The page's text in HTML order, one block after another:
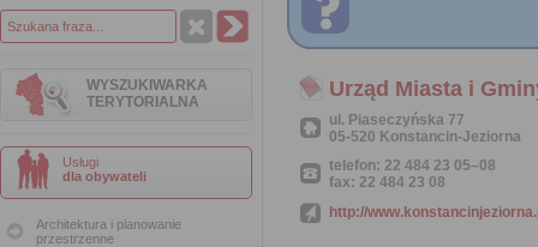
WYSZUKIWARKA
TERYTORIALNA
Usługi
dla obywateli
Architektura i planowanie
przestrzenne
Urząd Miasta i
ul. Piaseczyńska 77
05-520 Konstancin-Jeziorna
telefon: 22 484 23 05–08
fax: 22 484 23 08
http://